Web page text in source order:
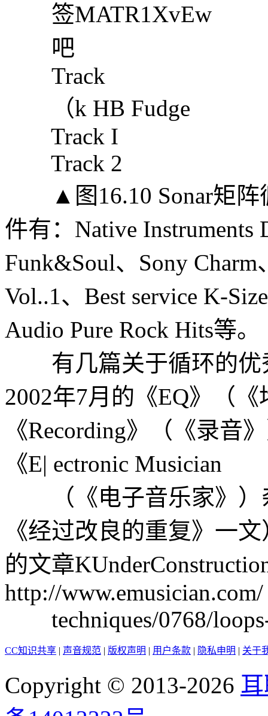
签MATR1XvEw
吧
Track
（k HB Fudge
Track I
Track 2
▲图16.10 Sonar矩阵
件有：Native Instruments
Funk&Soul、Sony Charm
Vol..1、Best service K-
Audio Pure Rock Hits等。
有几篇关于循环的优
2002年7月的《EQ》（
《Recording》（《录音
《E| ectronic Musician
（《电子音乐家》）
《经过改良的重复》一
的文章
http://www.emusician.com/
techniques/0768/
CC知识共享 | 声音规范 | 版权声明 | 用户条款 | 隐私申明 | 关于
Copyright © 2013-2026